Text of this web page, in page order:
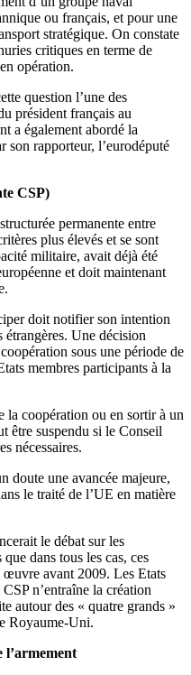
ou français, et pour une
stratégique. On constate
critiques en terme de
opération.
question l’une des
président français au
a également abordé la
son rapporteur, l’eurodéputé
CSP)
permanente entre
plus élevés et se sont
militaire, avait déjà été
et doit maintenant
doit notifier son intention
Une décision
sous une période de
membres participants à la
la coopération ou en sortir à un
être suspendu si le Conseil
nécessaires.
doute une avancée majeure,
le traité de l’UE en matière
le débat sur les
dans tous les cas, ces
œuvre avant 2009. Les Etats
n’entraîne la création
autour des « quatre grands »
Royaume-Uni.
l’armement